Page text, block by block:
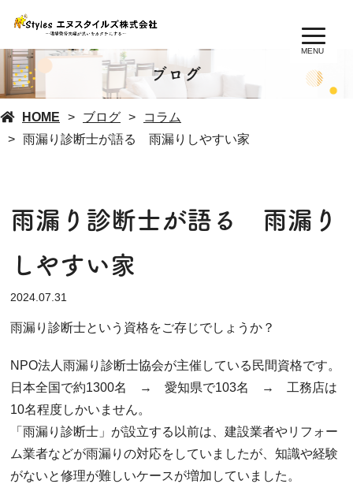
MENU
ブログ
HOME ブログ
コラム
雨漏り診断士が語る 雨漏りしやすい家
雨漏り診断士が語る 雨漏り
しやすい家
2024.07.31
雨漏り診断士という資格をご存じでしょうか？
NPO法人雨漏り診断士協会が主催している民間資格です。
日本全国で約1300名 → 愛知県で103名 → 工務店は
10名程度しかいません。
「雨漏り診断士」が設立する以前は、建設業者やリフォー
ム業者などが雨漏りの対応をしていましたが、知識や経験
がないと修理が難しいケースが増加していました。